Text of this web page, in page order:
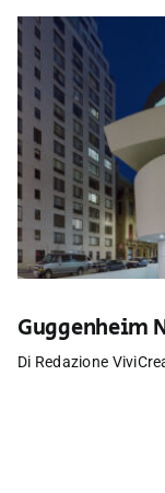
Guggenheim
Di Redazione